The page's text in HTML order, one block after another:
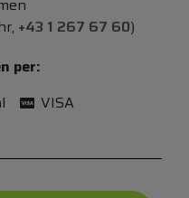
+43 1 267 67 60)
per:
VISA